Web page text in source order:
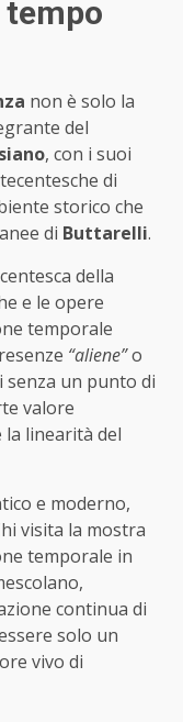
non è solo la
del
, con i suoi
di
storico che
di Buttarelli.
della
e le opere
temporale
“aliene”o
senza un punto di
valore
la linearità del
e moderno,
visita la mostra
temporale in
continua di
solo un
vivo di